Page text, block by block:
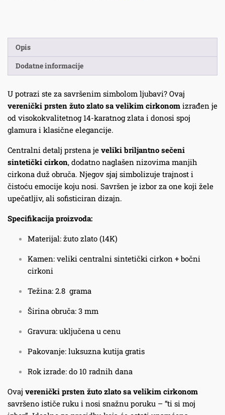
Opis
Dodatne informacije
U potrazi ste za savršenim simbolom ljubavi? Ovaj
verenički prsten žuto zlato sa velikim cirkonom izrađen je
od visokokvalitetnog 14-karatnog zlata i donosi spoj
glamura i klasične elegancije.
Centralni detalj prstena je veliki briljantno sečeni
sintetički cirkon, dodatno naglašen nizovima manjih
cirkona duž obruča. Njegov sjaj simbolizuje trajnost i
čistoću emocije koju nosi. Savršen je izbor za one koji žele
upečatljiv, ali sofisticiran dizajn.
Specifikacija proizvoda:
Materijal: žuto zlato (14K)
Kamen: veliki centralni sintetički cirkon + bočni
cirkoni
Težina: 2.8 grama
Širina obruča: 3 mm
Gravura: uključena u cenu
Pakovanje: luksuzna kutija gratis
Rok izrade: do 10 radnih dana
Ovaj verenički prsten žuto zlato sa velikim cirkonom
savršeno ističe ruku i nosi snažnu poruku – “ti si moj